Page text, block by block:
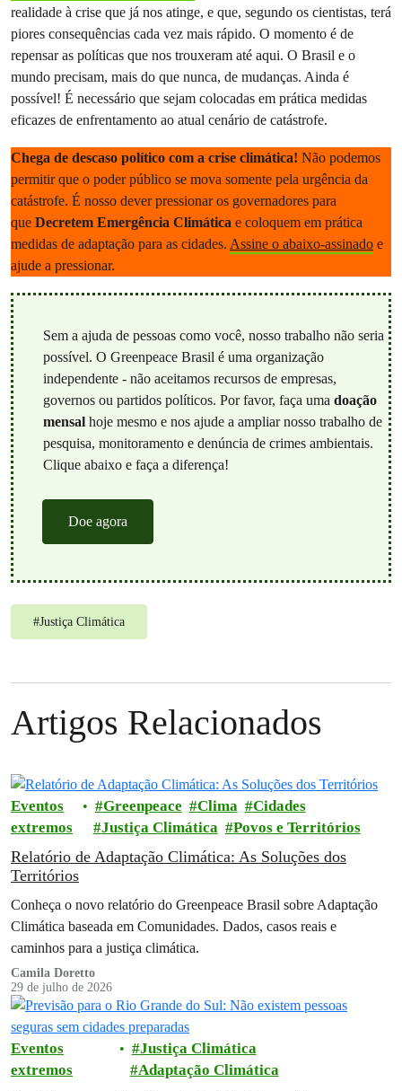
realidade à crise que já nos atinge, e que, segundo os cientistas, terá
piores consequências cada vez mais rápido. O momento é de
repensar as políticas que nos trouxeram até aqui. O Brasil e o
mundo precisam, mais do que nunca, de mudanças. Ainda é
possível! É necessário que sejam colocadas em prática medidas
eficazes de enfrentamento ao atual cenário de catástrofe.
Chega de descaso político com a crise climática! Não podemos
permitir que o poder público se mova somente pela urgência da
catástrofe. É nosso dever pressionar os governadores para
que Decretem Emergência Climática e coloquem em prática
medidas de adaptação para as cidades. Assine o abaixo-assinado e
ajude a pressionar.
Sem a ajuda de pessoas como você, nosso trabalho não seria
possível. O Greenpeace Brasil é uma organização
independente - não aceitamos recursos de empresas,
governos ou partidos políticos. Por favor, faça uma doação
mensalhoje mesmo e nos ajude a ampliar nosso trabalho de
pesquisa, monitoramento e denúncia de crimes ambientais.
Clique abaixo e faça a diferença!
Doe agora
#Justiça Climática
Artigos Relacionados
Eventos
extremos
Greenpeace Clima
Cidades
Justiça Climática
Povos e Territórios
Relatório de Adaptação Climática: As Soluções dos
Territórios
Conheça o novo relatório do Greenpeace Brasil sobre Adaptação
Climática baseada em Comunidades. Dados, casos reais e
caminhos para a justiça climática.
Camila Doretto
29 de julho de 2026
Eventos
extremos
Justiça Climática
Adaptação Climática